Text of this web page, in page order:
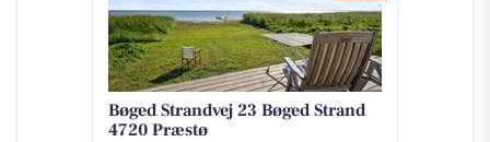
Bøged Strandvej 23 Bøged Strand
4720 Præstø